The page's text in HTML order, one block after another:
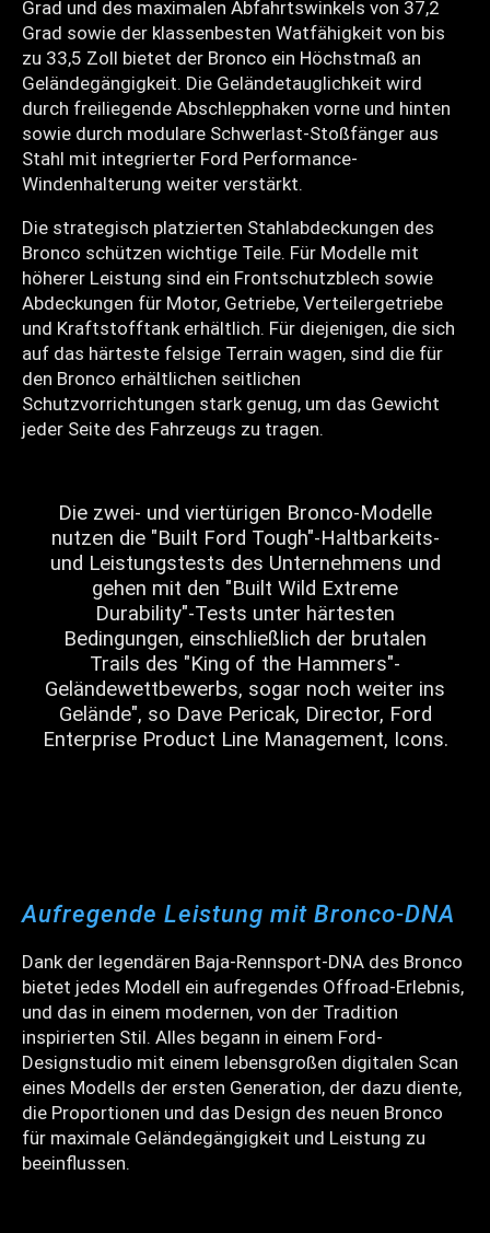
Grad und des maximalen Abfahrtswinkels von 37,2
Grad sowie der klassenbesten Watfähigkeit von bis
zu 33,5 Zoll bietet der Bronco ein Höchstmaß an
Geländegängigkeit. Die Geländetauglichkeit wird
durch freiliegende Abschlepphaken vorne und hinten
sowie durch modulare Schwerlast-Stoßfänger aus
Stahl mit integrierter Ford Performance-
Windenhalterung weiter verstärkt.
Die strategisch platzierten Stahlabdeckungen des
Bronco schützen wichtige Teile. Für Modelle mit
höherer Leistung sind ein Frontschutzblech sowie
Abdeckungen für Motor, Getriebe, Verteilergetriebe
und Kraftstofftank erhältlich. Für diejenigen, die sich
auf das härteste felsige Terrain wagen, sind die für
den Bronco erhältlichen seitlichen
Schutzvorrichtungen stark genug, um das Gewicht
jeder Seite des Fahrzeugs zu tragen.
Die zwei- und viertürigen Bronco-Modelle
nutzen die "Built Ford Tough"-Haltbarkeits-
und Leistungstests des Unternehmens und
gehen mit den "Built Wild Extreme
Durability"-Tests unter härtesten
Bedingungen, einschließlich der brutalen
Trails des "King of the Hammers"-
Geländewettbewerbs, sogar noch weiter ins
Gelände", so Dave Pericak, Director, Ford
Enterprise Product Line Management, Icons.
Aufregende Leistung mit Bronco-DNA
Dank der legendären Baja-Rennsport-DNA des Bronco
bietet jedes Modell ein aufregendes Offroad-Erlebnis,
und das in einem modernen, von der Tradition
inspirierten Stil. Alles begann in einem Ford-
Designstudio mit einem lebensgroßen digitalen Scan
eines Modells der ersten Generation, der dazu diente,
die Proportionen und das Design des neuen Bronco
für maximale Geländegängigkeit und Leistung zu
beeinflussen.